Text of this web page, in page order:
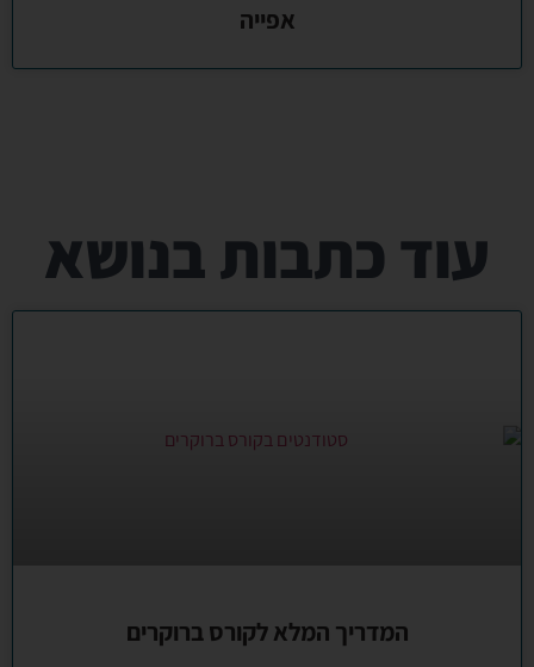
אפייה
עוד כתבות בנושא
המדריך המלא לקורס ברוקרים